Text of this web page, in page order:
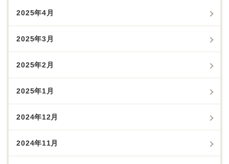
2025年4月
2025年3月
2025年2月
2025年1月
2024年12月
2024年11月